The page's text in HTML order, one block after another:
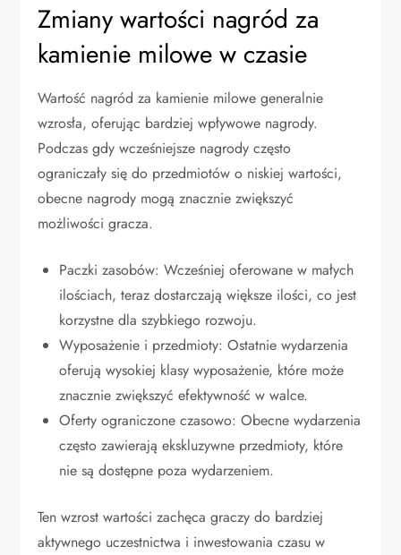
Zmiany wartości nagród za
kamienie milowe w czasie
Wartość nagród za kamienie milowe generalnie
wzrosła, oferując bardziej wpływowe nagrody.
Podczas gdy wcześniejsze nagrody często
ograniczały się do przedmiotów o niskiej wartości,
obecne nagrody mogą znacznie zwiększyć
możliwości gracza.
Paczki zasobów: Wcześniej oferowane w małych
ilościach, teraz dostarczają większe ilości, co jest
korzystne dla szybkiego rozwoju.
Wyposażenie i przedmioty: Ostatnie wydarzenia
oferują wysokiej klasy wyposażenie, które może
znacznie zwiększyć efektywność w walce.
Oferty ograniczone czasowo: Obecne wydarzenia
często zawierają ekskluzywne przedmioty, które
nie są dostępne poza wydarzeniem.
Ten wzrost wartości zachęca graczy do bardziej
aktywnego uczestnictwa i inwestowania czasu w